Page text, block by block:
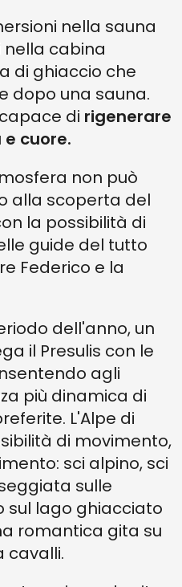
nella sauna
nella cabina
di ghiaccio che
dopo una sauna.
di rigenerare
cuore.
non può
alla scoperta del
la possibilità di
guide del tutto
Federico e la
dell'anno, un
il Presulis con le
agli
più dinamica di
L'Alpe di
di movimento,
sci alpino, sci
sulle
sul lago ghiacciato
romantica gita su
cavalli.